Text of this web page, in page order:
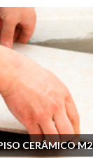
CERÂMICO M2